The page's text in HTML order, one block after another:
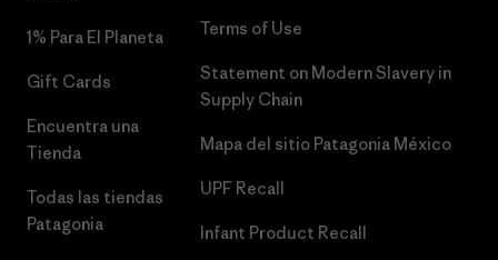
1% Para El Planeta
Gift Cards
Encuentra una
Tienda
Todas las tiendas
Patagonia
Terms of Use
Statement on Modern Slavery in
Supply Chain
Mapa del sitio Patagonia México
UPF Recall
Infant Product Recall